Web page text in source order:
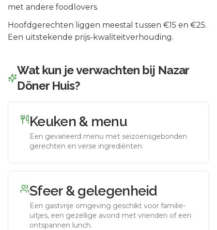
met andere foodlovers.
Hoofdgerechten liggen meestal tussen €15 en €25.
Een uitstekende prijs-kwaliteitverhouding.
Wat kun je verwachten bij Nazar
Döner Huis?
Keuken & menu
Een gevarieerd menu met seizoensgebonden
gerechten en verse ingrediënten.
Sfeer & gelegenheid
Een gastvrije omgeving geschikt voor familie-
uitjes, een gezellige avond met vrienden of een
ontspannen lunch.